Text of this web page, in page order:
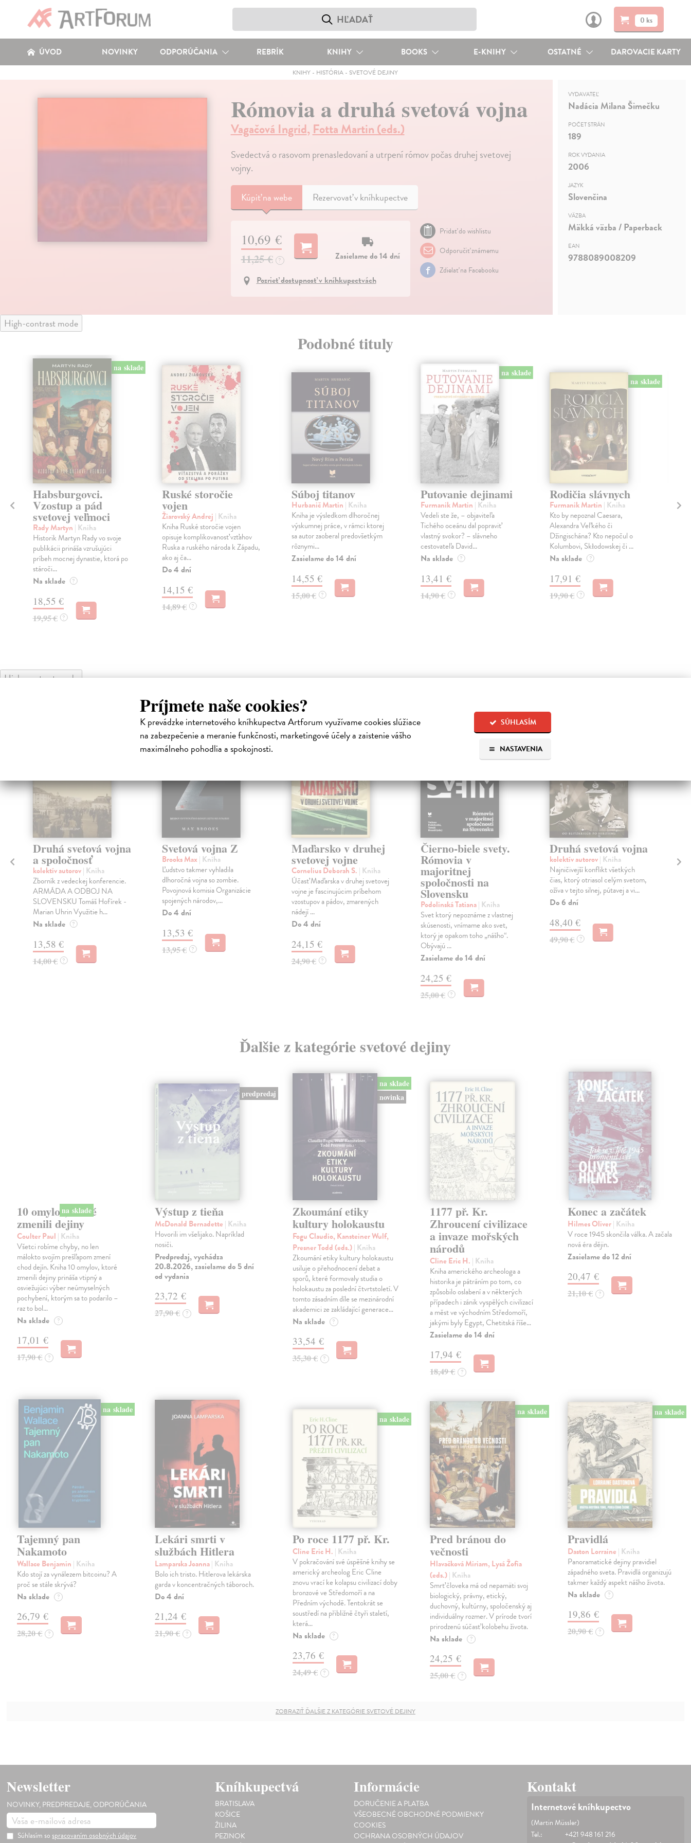
Príjmete naše cookies?
K prevádzke internetového kníhkupectva Artforum využívame cookies slúžiace
na zabezpečenie a meranie funkčnosti, marketingové účely a zaistenie vášho
maximálneho pohodlia a spokojnosti.
SÚHLASÍM
NASTAVENIA
0 ks
ÚVOD NOVINKY ODPORÚČANIA REBRÍK KNIHY BOOKS E-KNIHY OSTATNÉ DAROVACIE KARTY
KNIHY - HISTÓRIA - SVETOVÉ DEJINY
Rómovia a druhá svetová vojna
Vagačová Ingrid, Fotta Martin (eds.)
Svedectvá o rasovom prenasledovaní a utrpení rómov počas druhej svetovej
vojny.
Kúpiťna webe Rezervovať v kníhkupectve
10,69 €
11,25 € ?
Zasielame do 14 dní
Pozrieť dostupnosť v kníhkupectvách
Pridať do wishlistu
Odporučiť známemu
Zdielať na Facebooku
VYDAVATEĽ
Nadácia Milana Šimečku
POČET STRÁN
189
ROK VYDANIA
2006
JAZYK
Slovenčina
VÄZBA
Mäkká väzba / Paperback
EAN
9788089008209
High-contrast mode
Podobné tituly
na sklade
Habsburgovci.
Vzostup a pád
svetovej veľmoci
Rady Martyn | Kniha
Historik Martyn Rady vo svoje
publikácii prináša vzrušujúci
príbeh mocnej dynastie, ktorá po
stároči...
Na sklade ?
18,55 €
19,95 € ?
Ruské storočie
vojen
Žiarovský Andrej | Kniha
Kniha Ruské storočie vojen
opisuje komplikovanosť vzťahov
Ruska a ruského národa k Západu,
ako aj ča...
Do 4 dní
14,15 €
14,89 € ?
Súboj titanov
Hurbanič Martin | Kniha
Kniha je výsledkom dlhoročnej
výskumnej práce, v rámci ktorej
sa autor zaoberal predovšetkým
rôznymi...
Zasielame do 14 dní
14,55 €
15,00 € ?
na sklade
Putovanie dejinami
Furmanik Martin | Kniha
Vedeli ste že, – objaviteľa
Tichého oceánu dal popraviť
vlastný svokor? – slávneho
cestovateľa David...
Na sklade ?
13,41 €
14,90 € ?
na sklade
Rodičia slávnych
Furmanik Martin | Kniha
Kto by nepoznal Caesara,
Alexandra Veľkého či
Džingischána? Kto nepočul o
Kolumbovi, Skłodowskej či ...
Na sklade ?
17,91 €
19,90 € ?
High-contrast mode
Čitatelia s podobným vkusom si kúpili aj:
na sklade
Druhá svetová vojna
a spoločnosť
kolektív autorov| Kniha
Zborník z vedeckej konferencie.
ARMÁDA A ODBOJ NA
SLOVENSKU Tomáš Hofírek -
Marian Uhrin Využitie h...
Na sklade ?
13,58 €
14,00 € ?
Svetová vojna Z
Brooks Max | Kniha
Ľudstvo takmer vyhladila
dlhoročná vojna so zombie.
Povojnová komisia Organizácie
spojených národov,...
Do 4 dní
13,53 €
13,95 € ?
Maďarsko v druhej
svetovej vojne
Cornelius Deborah S. | Kniha
Účasť Maďarska v druhej svetovej
vojne je fascinujúcim príbehom
vzostupov a pádov, zmarených
nádejí ...
Do 4 dní
24,15 €
24,90 € ?
Čierno-biele svety.
Rómovia v
majoritnej
spoločnosti na
Slovensku
Podolinská Tatiana| Kniha
Svet ktorý nepoznáme z vlastnej
skúsenosti, vnímame ako svet,
ktorý je opakom toho „nášho“.
Obývajú ...
Zasielame do 14 dní
24,25 €
25,00 € ?
Druhá svetová vojna
kolektív autorov| Kniha
Najničivejší konflikt všetkých
čias, ktorý otriasol celým svetom,
ožíva v tejto silnej, pútavej a vi...
Do 6 dní
48,40 €
49,90 € ?
-
Ďalšie z kategórie svetové dejiny
10 omylov, ktoré
zmenili dejiny
Coulter Paul | Kniha
Všetci robíme chyby, no len
málokto svojím prešľapom zmení
chod dejín. Kniha 10 omylov, ktoré
zmenili dejiny prináša vtipný a
osviežujúci výber neúmyselných
pochybení, ktorým sa to podarilo –
raz to bol…
Na sklade ?
17,01 €
17,90 € ?
predpredaj
Výstup z tieňa
McDonald Bernadette | Kniha
Hovorili im všelijako. Napríklad
nosiči.
Predpredaj, vychádza
20.8.2026, zasielame do 5 dní
od vydania
23,72 €
27,90 € ?
na sklade
novinka
Zkoumání etiky
kultury holokaustu
Fogu Claudio, Kansteiner Wulf,
Presner Todd (eds.)| Kniha
Zkoumání etiky kultury holokaustu
usiluje o přehodnocení debat a
sporů, které formovaly studia o
holokaustu za poslední čtvrtstoletí. V
tomto zásadním díle se mezinárodní
akademici ze zakládající generace…
Na sklade ?
33,54 €
35,30 € ?
1177 př. Kr.
Zhroucení civilizace
a invaze mořských
národů
Cline Eric H. | Kniha
Kniha amerického archeologa a
historika je pátráním po tom, co
způsobilo oslabení a v některých
případech i zánik vyspělých civilizací
a měst ve východním Středomoří,
jakými byly Egypt, Chetitská říše…
Zasielame do 14 dní
17,94 €
18,49 € ?
Konec a začátek
Hilmes Oliver| Kniha
V roce 1945 skončila válka. A začala
nová éra dějin.
Zasielame do 12 dní
20,47 €
21,10 € ?
na sklade
Tajemný pan
Nakamoto
Wallace Benjamin | Kniha
Kdo stojí za vynálezem bitcoinu? A
proč se stále skrývá?
Na sklade ?
26,79 €
28,20 € ?
Lekári smrti v
službách Hitlera
Lamparska Joanna| Kniha
Bolo ich tristo. Hitlerova lekárska
garda v koncentračných táboroch.
Do 4 dní
21,24 €
21,90 € ?
na sklade
Po roce 1177 př. Kr.
Cline Eric H. | Kniha
V pokračování své úspěšné knihy se
americký archeolog Eric Cline
znovu vrací ke kolapsu civilizací doby
bronzové ve Středomoří a na
Předním východě. Tentokrát se
soustředí na přibližně čtyři staletí,
která…
Na sklade ?
23,76 €
24,49 € ?
na sklade
Pred bránou do
večnosti
Hlavačková Miriam, Lysá Žofia
(eds.)| Kniha
Smrť človeka má od nepamäti svoj
biologický, právny, etický,
duchovný, kultúrny, spoločenský aj
individuálny rozmer. V prírode tvorí
prirodzenú súčasť kolobehu života.
Na sklade ?
24,25 €
25,00 € ?
na sklade
Pravidlá
Daston Lorraine | Kniha
Panoramatické dejiny pravidiel
západného sveta. Pravidlá organizujú
takmer každý aspekt nášho života.
Na sklade ?
19,86 €
20,90 € ?
ZOBRAZIŤ ĎALŠIE Z KATEGÓRIE SVETOVÉ DEJINY
Newsletter
NOVINKY, PREDPREDAJE, ODPORÚČANIA
Súhlasím sospracovaním osobných údajov
Kníhkupectvá
BRATISLAVA
KOŠICE
ŽILINA
PEZINOK
Informácie
DORUČENIE A PLATBA
VŠEOBECNÉ OBCHODNÉ PODMIENKY
COOKIES
OCHRANA OSOBNÝCH ÚDAJOV
Kontakt
Internetové kníhkupectvo
(Martin Müssler)
Tel.:
+421 948 161 216